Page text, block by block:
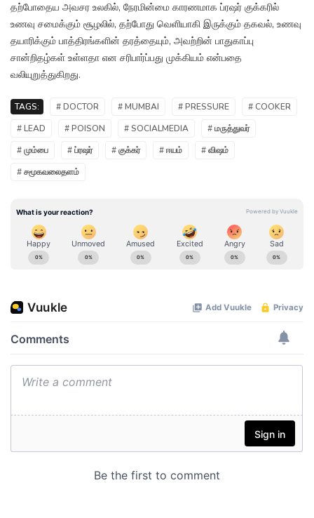
தற்போதைய அவசர உலகில், நேரமின்மை காரணமாக ப்ரஷர் குக்கரில்
உணவு சமைக்கும் சூழலில், தற்போது வெளியாகி இருக்கும் தகவல், உணவு
தயாரிக்கும் பாத்திரங்களின் தரத்தையும், அவற்றின் பாதுகாப்பு
சான்றிதழ்கள் உள்ளதா என சரிபார்ப்பது முக்கியம் என்பதை
வலியுறுத்துகிறது.
TAGS: # DOCTOR # MUMBAI # PRESSURE
# COOKER
# LEAD
# POISON # SOCIALMEDIA
# மருத்துவர்
# மும்பை
# ப்ரஷர் # குக்கர் # ஈயம்
# விஷம்
# சமூகவலைதளம்